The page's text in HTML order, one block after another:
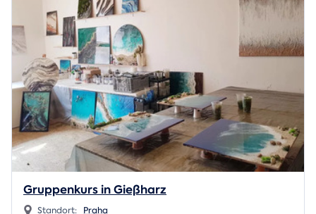
Gruppenkurs in Gießharz
Standort: Praha